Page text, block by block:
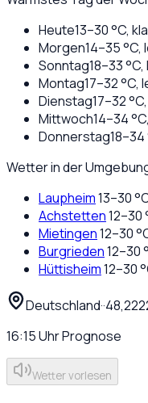
Heute13–30°C,
Morgen14–35°C,
Sonntag18–33°C,
Montag17–32°C,
Dienstag17–32°C,
Mittwoch14–34°C,
Donnerstag18–34
Wetter in der
Laupheim13–30
Achstetten12–30
Mietingen12–30
Burgrieden12–30
Hüttisheim12–30
Deutschland··
16:15UhrPrognose
Wetter vorlesen